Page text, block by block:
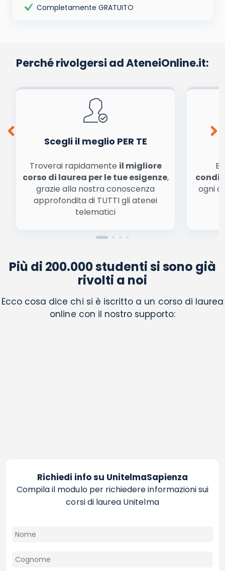
Completamente GRATUITO
Perché rivolgersi ad AteneiOnline.it:
Scegli il meglio PER TE
Troverai rapidamente il migliore
corso di laurea per le tue esigenze,
grazie alla nostra conoscenza
approfondita di TUTTI gli atenei
telematici
ogni
Più di 200.000 studenti si sono già
rivolti a noi
Ecco cosa dice chi si è iscritto a un corso di laurea
online con il nostro supporto:
Richiedi info su UnitelmaSapienza
Compila il modulo per richiedere informazioni sui
corsi di laurea Unitelma